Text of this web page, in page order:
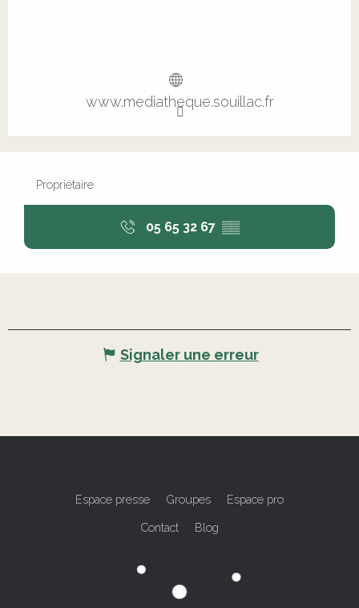
www.mediatheque.souillac.fr
Propriétaire
05 65 32 67 ▒▒
Signaler une erreur
Espace presse Groupes Espace pro
Contact Blog